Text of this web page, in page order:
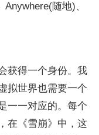
随地)、
获得一个身份。我
拟世界也需要一个
一一对应的。每个
在《雪崩》中，这